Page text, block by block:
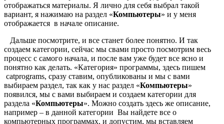
отображаться материалы. Я лично для себя выбрал такой
вариант, я нажимаю на раздел «Компьютеры» и у меня
отображается в начале описание.
Дальше посмотрите, и все станет более понятно. И так
создаем категории, сейчас мы свами просто посмотрим весь
процесс с самого начала, и после вам уже будет все ясно и
понятно как делать. «Категория» программы, здесь пишем
catprograms, сразу ставим, опубликованы и мы с вами
выбираем раздел, так как у нас раздел «Компьютеры»
появился, мы с вами выбираем и создаем категории для
раздела «Компьютеры». Можно создать здесь же описание,
например – в данной категории Вы найдете все о
компьютерных программах, и допустим, мы вставляем